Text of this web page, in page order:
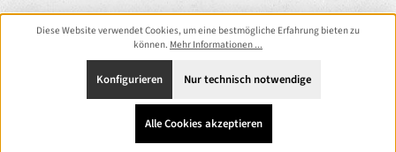
Diese Website verwendet Cookies, um eine bestmögliche Erfahrung bieten zu
können. Mehr Informationen ...
Nur technisch notwendige
Konfigurieren
Alle Cookies akzeptieren